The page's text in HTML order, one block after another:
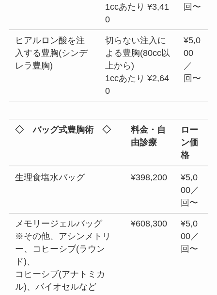
1ccあたり ¥3,41
0
回〜
ヒアルロン酸を注
入する豊胸(シンデ
レラ豊胸)
切らない注入に
よる豊胸(80cc以
上から)
1ccあたり ¥2,64
0
¥5,0
00
／
回〜
◇ バッグ式豊胸術 ◇
料金・自
由診療
ロー
ン価
格
生理食塩水バッグ ¥398,200
¥5,0
00／
回〜
メモリージェルバッグ
※その他、アシンメトリ
ー、コヒーシブ(ラウン
ド)、
コヒーシブ(アナトミカ
ル)、バイオセルなど
¥608,300
¥5,0
00／
回〜